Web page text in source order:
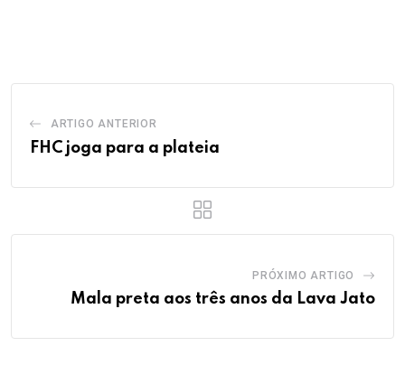
ARTIGO ANTERIOR
FHC joga para a plateia
PRÓXIMO ARTIGO
Mala preta aos três anos da Lava Jato